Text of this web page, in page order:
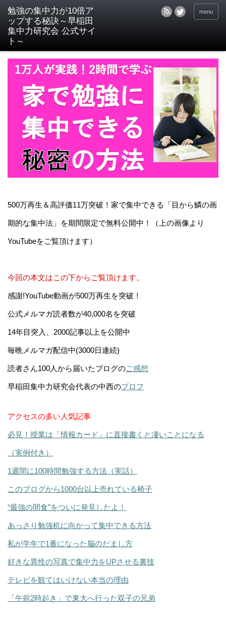
menu
500万再生＆高評価11万突破！家で集中できる「目から鱗の画
期的な集中法」を期間限定で無料公開中！（上の画像より
YouTubeをご覧頂けます）
今回の本文はこの下からご覧頂けます。
感謝!YouTube動画が500万再生を突破！
公式メルマガ読者数が40,000名を突破
14年目突入、2000記事以上を公開中
毎晩メルマガ配信中(3000日連続)
読者さん100人から届いたブログのご感想
早稲田集中力研究会代表の中西のプロフ
アクセスの多い人気記事
必見！授業は「情報カード」に直接書くと凄いことになる
（実例付き）
1週間に100時間勉強する方法（実話）
このブログから1000台以上売れている椅子
“最強の間食”をついに発見したよ！
あっさり勉強机に向かって集中できる方法
私が学年で1番になった脳のだまし方
好きな異性の写真で集中力をUPさせる裏技
テレビを観てはいけない本当の理由
「午前2時起き」で東大へ行った双子の兄弟